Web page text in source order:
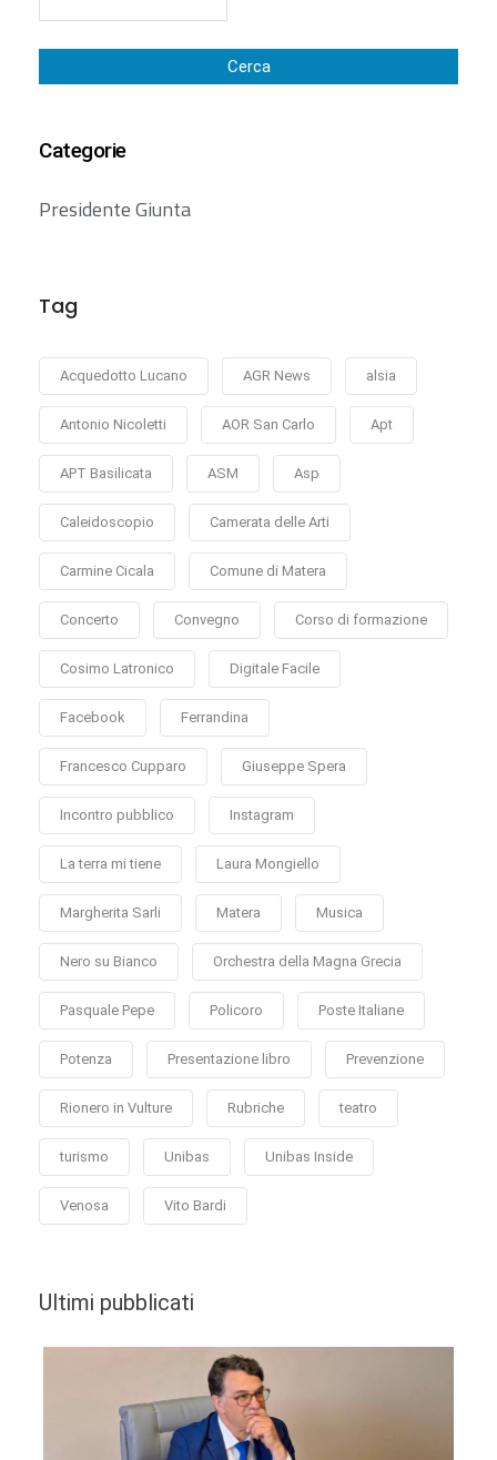
Cerca
Categorie
Presidente Giunta
Tag
Acquedotto Lucano AGR News alsia
Antonio Nicoletti AOR San Carlo Apt
APT Basilicata ASM Asp
Caleidoscopio Camerata delle Arti
Carmine Cicala Comune di Matera
Concerto Convegno Corso di formazione
Cosimo Latronico Digitale Facile
Facebook Ferrandina
Francesco Cupparo Giuseppe Spera
Incontro pubblico Instagram
La terra mi tiene Laura Mongiello
Margherita Sarli Matera Musica
Nero su Bianco Orchestra della Magna Grecia
Pasquale Pepe Policoro Poste Italiane
Potenza Presentazione libro Prevenzione
Rionero in Vulture Rubriche teatro
turismo Unibas Unibas Inside
Venosa Vito Bardi
Ultimi pubblicati